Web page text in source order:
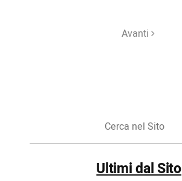
Avanti
Sito
Ultimi dal Sito